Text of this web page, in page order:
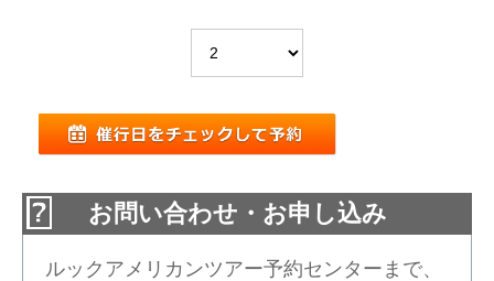
お問い合わせ・お申し込み
ルックアメリカンツアー予約センターまで、